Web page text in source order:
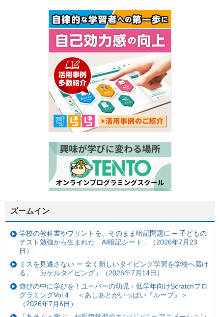
ズームイン
学校の教科書やプリントを、そのまま暗記問題に ─ 子どもの
テスト勉強から生まれた「AI暗記シート」（2026年7月23
日）
ミスを見逃さない ー 全く新しいタイピング学習を学校へ届け
る。「カケルタイピング」（2026年7月14日）
遊びの中に学びを！ユーバーの幼児・低学年向けScratchプロ
グラミングVol.4 ＜あしあとがいっぱい『ループ』＞
（2026年7月6日）